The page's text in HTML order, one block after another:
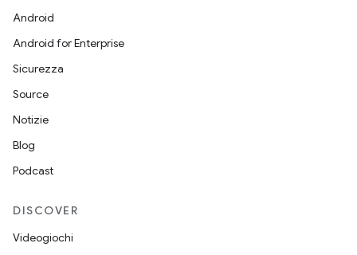
Android
Android for Enterprise
Sicurezza
Source
Notizie
Blog
Podcast
DISCOVER
Videogiochi